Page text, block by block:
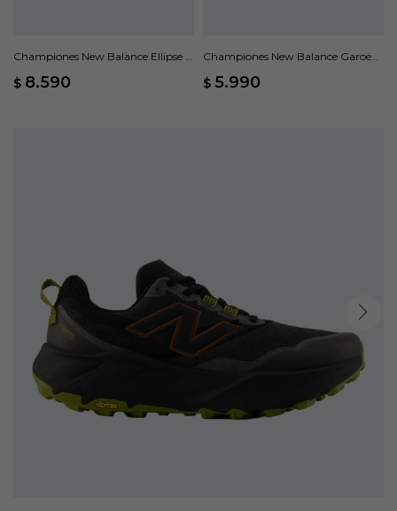
Championes New Balance Ellipse -
$ 8.590
Championes New Balance Garoé
$ 5.990